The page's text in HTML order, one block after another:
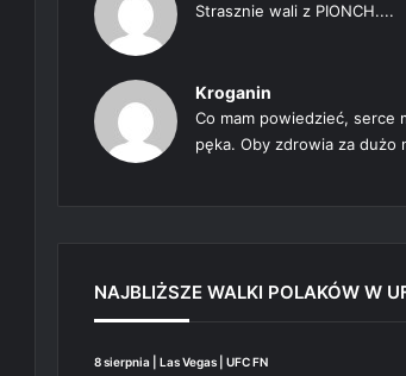
Strasznie wali z PIONCH....
Kroganin
Co mam powiedzieć, serce
pęka. Oby zdrowia za dużo
NAJBLIŻSZE WALKI POLAKÓW W
8 sierpnia | Las Vegas | UFC FN